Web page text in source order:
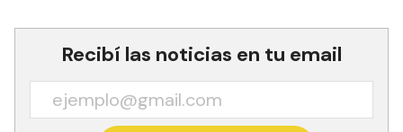
Recibí las noticias en tu email